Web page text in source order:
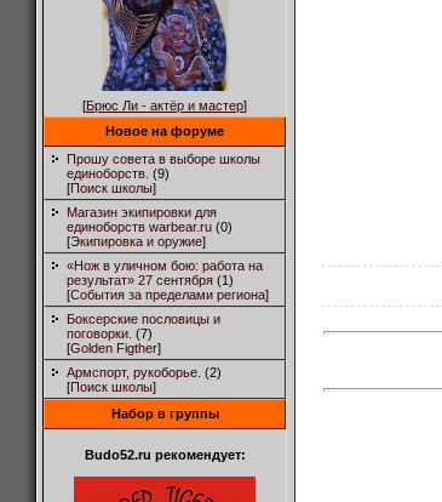
[Брюс Ли - актёр и мастер]
Новое на форуме
Прошу совета в выборе школы
единоборств. (9)
[Поиск школы]
Магазин экипировки для
единоборств warbear.ru (0)
[Экипировка и оружие]
«Нож в уличном бою: работа на
результат» 27 сентября (1)
[События за пределами региона]
Боксерские пословицы и
поговорки. (7)
[Golden Figther]
Армспорт, рукоборье. (2)
[Поиск школы]
Набор в группы
Budo52.ru рекомендует: